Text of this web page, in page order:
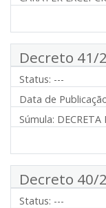
Decreto 41/
Status: ---
Data de
Súmula: DECRETA
Decreto 40/
Status: ---